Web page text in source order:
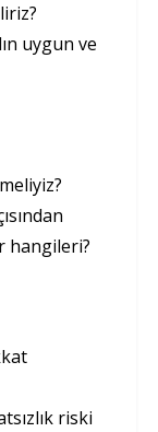
uygun ve
hangileri?
riski